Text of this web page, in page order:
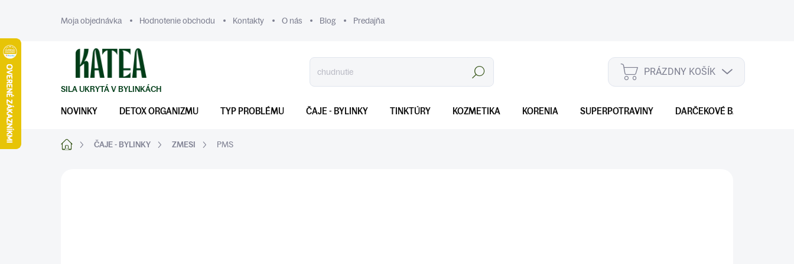
Moja objednávka Hodnotenie obchodu Kontakty O nás Blog Predajňa
Hľadať
NÁKUPNÝ
KOŠÍK
PRÁZDNY KOŠÍK
NOVINKY DETOX ORGANIZMU TYP PROBLÉMU ČAJE - BYLINKY TINKTÚRY KOZMETIKA KORENIA SUPERPOTRAVINY DARČEKOVÉ BALENIA
DomovČAJE - BYLINKY ZMESI PMS